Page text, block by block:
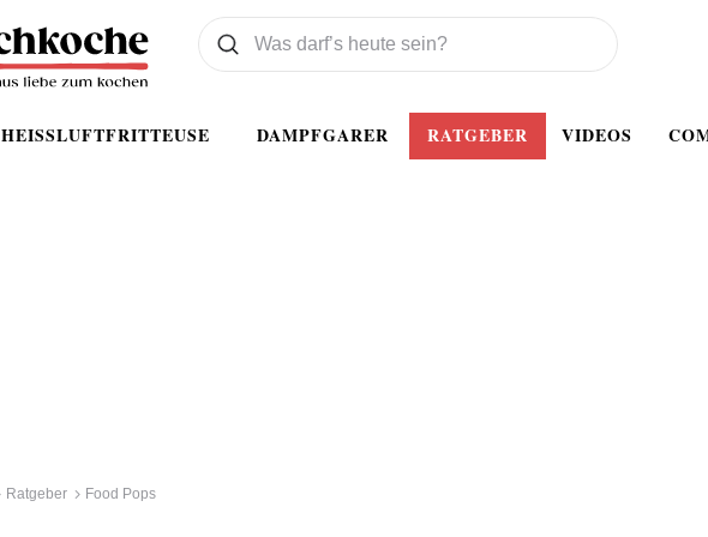
HEISSLUFTFRITTEUSE DAMPFGARER RATGEBER VIDEOS
Was wollen Sie suchen
Suchen
Ratgeber Food Pops